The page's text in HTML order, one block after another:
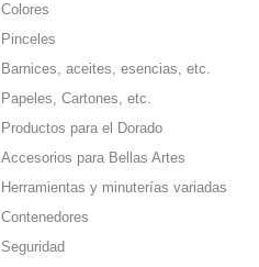
Colores
Pinceles
Barnices, aceites, esencias, etc.
Papeles, Cartones, etc.
Productos para el Dorado
Accesorios para Bellas Artes
Herramientas y minuterías variadas
Contenedores
Seguridad